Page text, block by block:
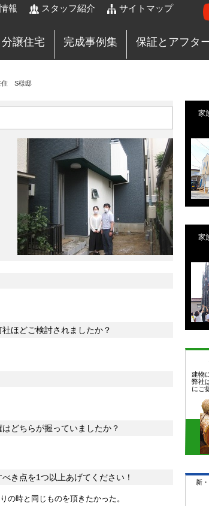
報 スタッフ紹介 サイトマップ
分譲住宅 完成事例集 保証とアフタ
住 S様邸
ほどご検討されましたか？
どちらが握っていましたか？
き点を1つ以上あげてください！
の時と同じものを頂きたかった。
家
家
建物
弊社
にご
新